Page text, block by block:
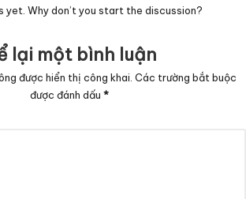
yet. Why don’t you start the discussion?
lại một bình luận
được hiển thị công khai. Các trường bắt buộc
được đánh dấu *